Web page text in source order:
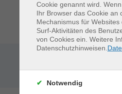
Sommerkurse
Cookie genannt wird.
Ihr Browser das Cookie an
Mechanismus für
Surf-Aktivitäten des
von Cookies ein. Weitere
Datenschutzhinweisen.
Notwendig